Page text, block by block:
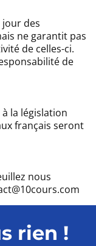
jour des
ne garantit pas
de celles-ci.
de
la législation
français seront
nous
rien !